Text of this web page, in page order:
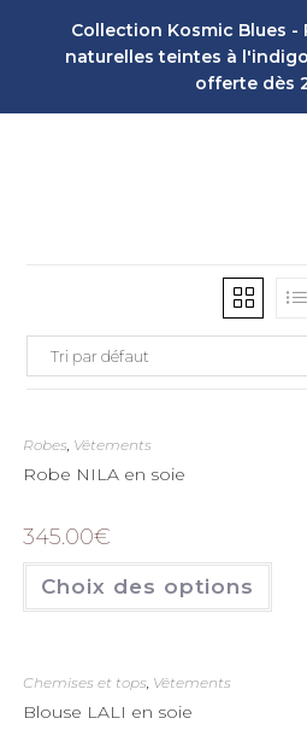
Collection Kosmic Blues -
naturelles teintes à
offerte dès
Robes, Vêtements
Robe NILA en soie
345.00€
Choix des options
Chemises et tops Vêtements
Blouse LALI en soie